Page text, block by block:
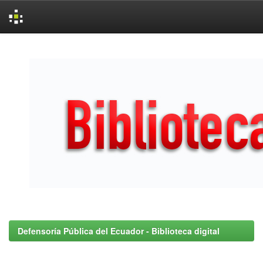
Defensoría Pública del Ecuador - Biblioteca digital